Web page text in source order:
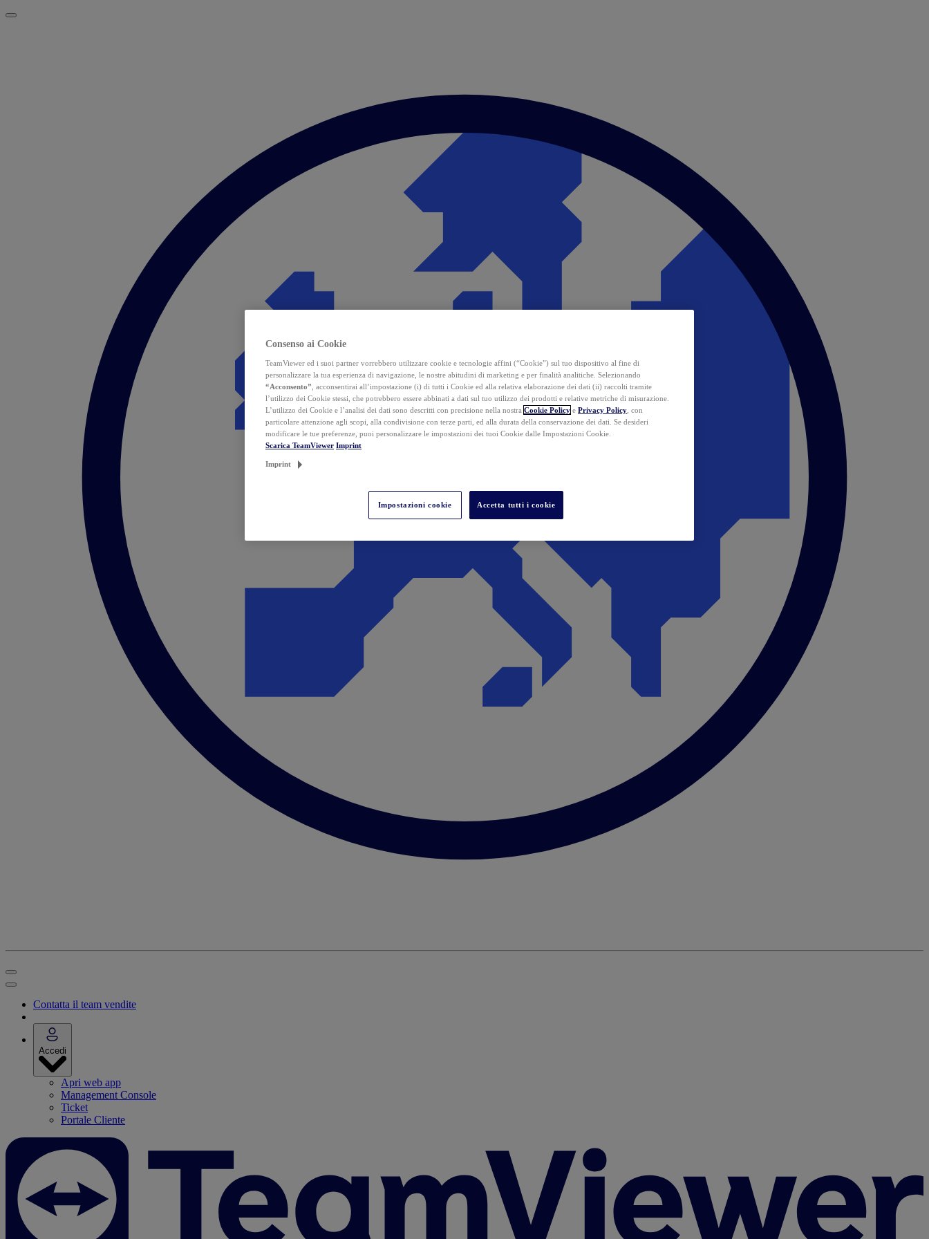
Contatta il team vendite
Accedi
Apri web app
Management Console
Ticket
Portale Cliente
Consenso ai Cookie
TeamViewer ed i suoi partner vorrebbero utilizzare cookie e tecnologie affini (“Cookie”) sul tuo dispositivo al fine di
personalizzare la tua esperienza di navigazione, le nostre abitudini di marketing e per finalità analitiche. Selezionando
“Acconsento” , acconsentirai all’impostazione (i) di tutti i Cookie ed alla relativa elaborazione dei dati (ii) raccolti tramite
l’utilizzo dei Cookie stessi, che potrebbero essere abbinati a dati sul tuo utilizzo dei prodotti e relative metriche di misurazione.
L’utilizzo dei Cookie e l’analisi dei dati sono descritti con precisione nella nostra Cookie Policy e Privacy Policy , con
particolare attenzione agli scopi, alla condivisione con terze parti, ed alla durata della conservazione dei dati. Se desideri
modificare le tue preferenze, puoi personalizzare le impostazioni dei tuoi Cookie dalle Impostazioni Cookie.
Scarica TeamViewer Imprint
Imprint
Impostazioni cookie Accetta tutti i cookie